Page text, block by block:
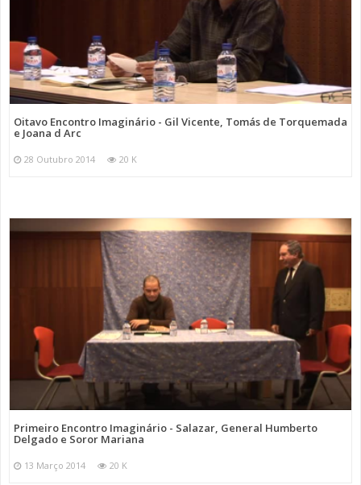
Oitavo Encontro Imaginário - Gil Vicente, Tomás de Torquemada
e Joana d Arc
28 Outubro 2014 20 K
Primeiro Encontro Imaginário - Salazar, General Humberto
Delgado e Soror Mariana
13 Março 2014 20 K